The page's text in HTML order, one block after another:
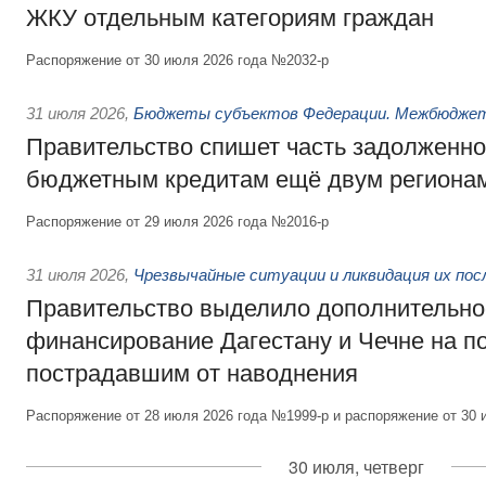
ЖКУ отдельным категориям граждан
Распоряжение от 30 июля 2026 года №2032-р
31 июля 2026, Бюджеты субъектов Федерации.
Правительство спишет часть
бюджетным кредитам ещё двум
Распоряжение от 29 июля 2026 года №2016-р
31 июля 2026, Чрезвычайные ситуации и ликвидация их
Правительство выделило
финансирование Дагестану и Чечне на
пострадавшим от наводнения
Распоряжение от 28 июля 2026 года №1999-р и распоряжение от
30 июля, четверг